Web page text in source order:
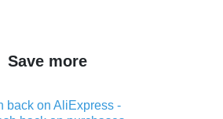
Save more
back on AliExpress -